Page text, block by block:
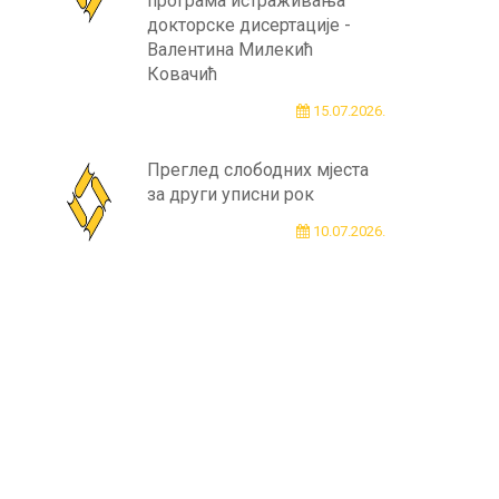
докторске дисертације -
Валентина Милекић
Ковачић
15.07.2026.
Преглед слободних мјеста
за други уписни рок
10.07.2026.